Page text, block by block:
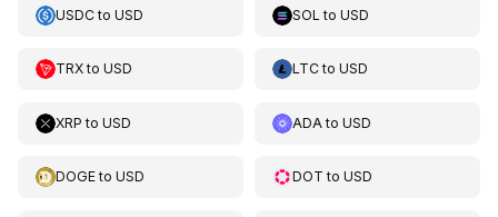
USDCto USD SOL toUSD
TRXto USD LTCtoUSD
XRP to USD ADA toUSD
DOGEto USD DOT toUSD